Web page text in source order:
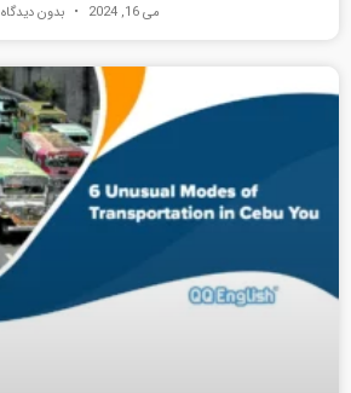
می 16, 2024 بدون دیدگاه